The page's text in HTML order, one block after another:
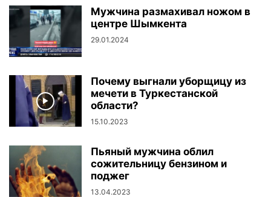
Мужчина размахивал ножом в
центре Шымкента
29.01.2024
Почему выгнали уборщицу из
мечети в Туркестанской
области?
15.10.2023
Пьяный мужчина облил
сожительницу бензином и
поджег
13.04.2023